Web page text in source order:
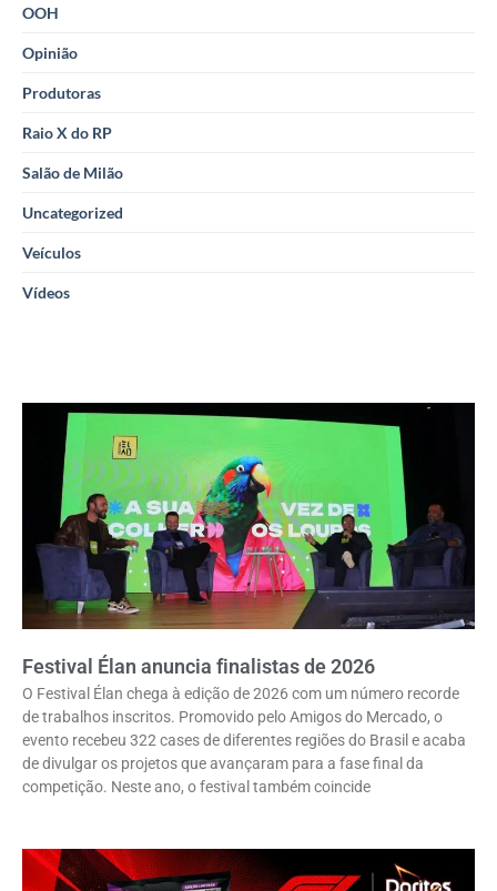
OOH
Opinião
Produtoras
Raio X do RP
Salão de Milão
Uncategorized
Veículos
Vídeos
Festival Élan anuncia finalistas de 2026
O Festival Élan chega à edição de 2026 com um número recorde
de trabalhos inscritos. Promovido pelo Amigos do Mercado, o
evento recebeu 322 cases de diferentes regiões do Brasil e acaba
de divulgar os projetos que avançaram para a fase final da
competição. Neste ano, o festival também coincide